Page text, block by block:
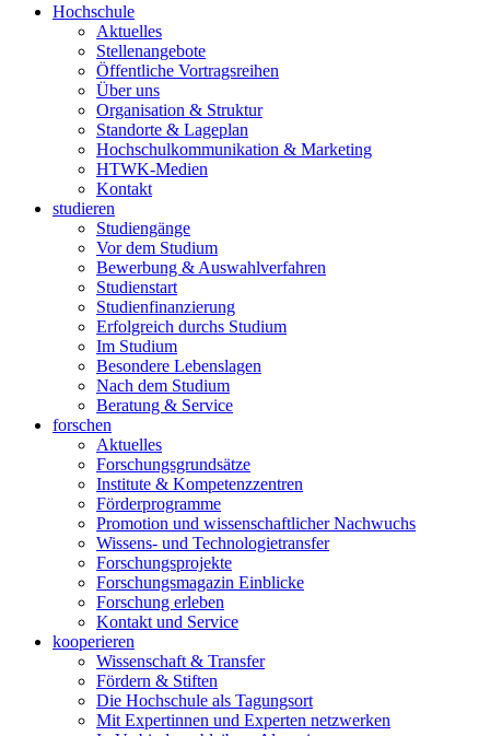
Hochschule
Aktuelles
Stellenangebote
Öffentliche Vortragsreihen
Über uns
Organisation & Struktur
Standorte & Lageplan
Hochschulkommunikation & Marketing
HTWK-Medien
Kontakt
studieren
Studiengänge
Vor dem Studium
Bewerbung & Auswahlverfahren
Studienstart
Studienfinanzierung
Erfolgreich durchs Studium
Im Studium
Besondere Lebenslagen
Nach dem Studium
Beratung & Service
forschen
Aktuelles
Forschungsgrundsätze
Institute & Kompetenzzentren
Förderprogramme
Promotion und wissenschaftlicher Nachwuchs
Wissens- und Technologietransfer
Forschungsprojekte
Forschungsmagazin Einblicke
Forschung erleben
Kontakt und Service
kooperieren
Wissenschaft & Transfer
Fördern & Stiften
Die Hochschule als Tagungsort
Mit Expertinnen und Experten netzwerken